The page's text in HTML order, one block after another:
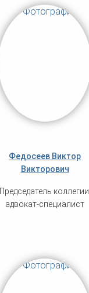
Федосеев Виктор
Викторович
Председатель коллегии,
адвокат-специалист